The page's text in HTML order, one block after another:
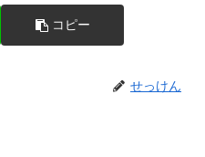
コピー
せっけん